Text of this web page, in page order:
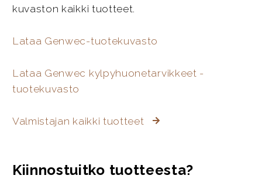
kuvaston kaikki tuotteet.
Lataa Genwec-tuotekuvasto
Lataa Genwec kylpyhuonetarvikkeet -
tuotekuvasto
Valmistajan kaikki tuotteet
Kiinnostuitko tuotteesta?